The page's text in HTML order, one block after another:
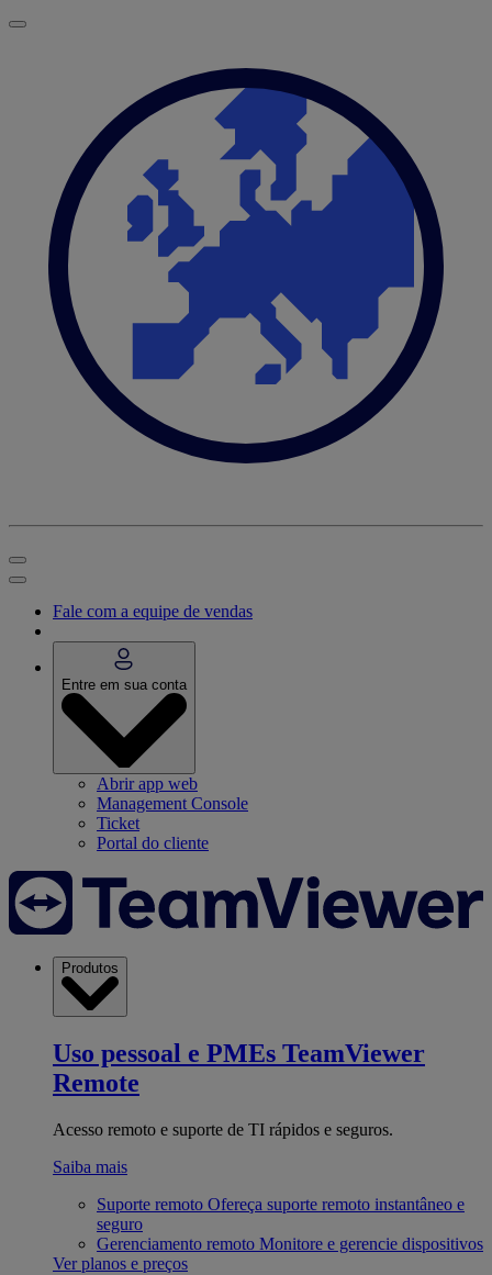
Fale com a equipe de vendas
Entre em sua conta
Abrir app web
Management Console
Ticket
Portal do cliente
Produtos
Uso pessoal e PMEs TeamViewer
Remote
Acesso remoto e suporte de TI rápidos e seguros.
Saiba mais
Suporte remoto Ofereça suporte remoto instantâneo e
seguro
Gerenciamento remoto Monitore e gerencie dispositivos
Ver planos e preços